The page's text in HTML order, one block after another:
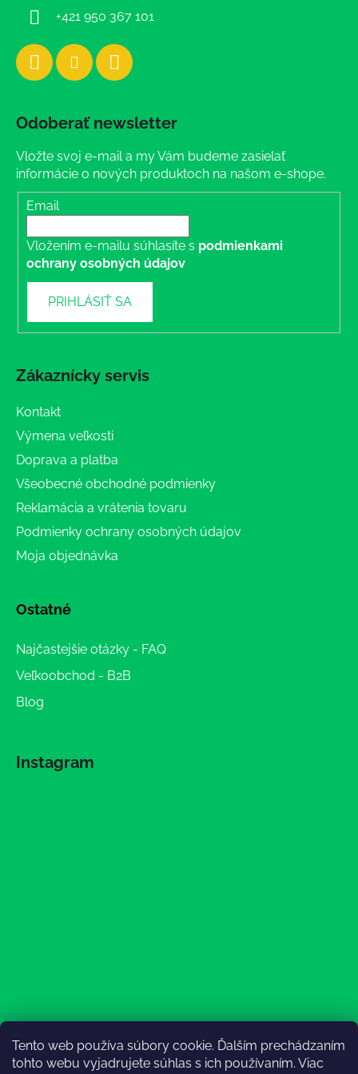
Tento web používa súbory cookie. Ďalším prechádzaním
tohto webu vyjadrujete súhlas s ich používaním. Viac
+421 950 367 101
Odoberať newsletter
Vložte svoj e-mail a my Vám budeme zasielať
informácie o nových produktoch na našom e-shope.
Email
Vložením e-mailu súhlasíte s podmienkami
ochrany osobných údajov
PRIHLÁSIŤ SA
Zákaznícky servis
Kontakt
Výmena veľkosti
Doprava a platba
Všeobecné obchodné podmienky
Reklamácia a vrátenia tovaru
Podmienky ochrany osobných údajov
Moja objednávka
Ostatné
Najčastejšie otázky - FAQ
Veľkoobchod - B2B
Blog
Instagram
Sledovať na Instagrame